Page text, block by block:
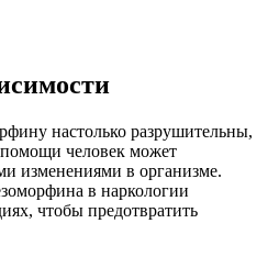
настолько разрушительны,
человек может
изменениями в организме.
в наркологии
чтобы предотвратить